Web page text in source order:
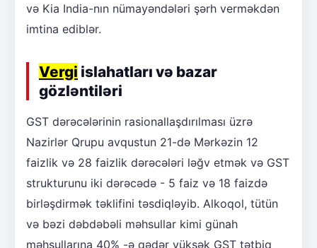
və Kia India-nın nümayəndələri şərh verməkdən
imtina ediblər.
Vergi islahatları və bazar
gözləntiləri
GST dərəcələrinin rasionallaşdırılması üzrə
Nazirlər Qrupu avqustun 21-də Mərkəzin 12
faizlik və 28 faizlik dərəcələri ləğv etmək və GST
strukturunu iki dərəcədə - 5 faiz və 18 faizdə
birləşdirmək təklifini təsdiqləyib. Alkoqol, tütün
və bəzi dəbdəbəli məhsullar kimi günah
məhsullarına 40% -ə qədər yüksək GST tətbiq